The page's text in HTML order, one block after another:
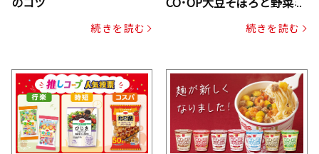
続きを読む
じん・コーン入り）続きを読む